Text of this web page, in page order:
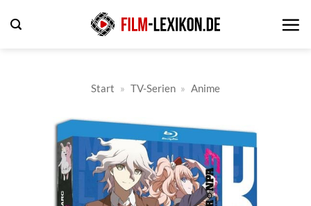
Inhalt
Start » TV-Serien » Anime